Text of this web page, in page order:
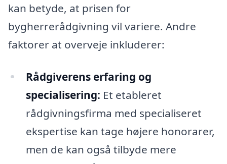
kan betyde, at prisen for
bygherrerådgivning vil variere. Andre
faktorer at overveje inkluderer:
Rådgiverens erfaring og
specialisering: Et etableret
rådgivningsfirma med specialiseret
ekspertise kan tage højere honorarer,
men de kan også tilbyde mere